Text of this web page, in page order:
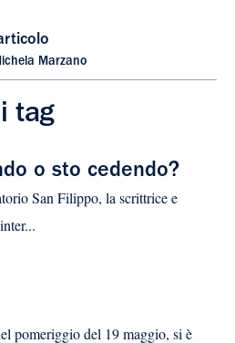
Marzano
tag
o sto cedendo?
San Filippo, la scrittrice e
pomeriggio del 19 maggio, si è